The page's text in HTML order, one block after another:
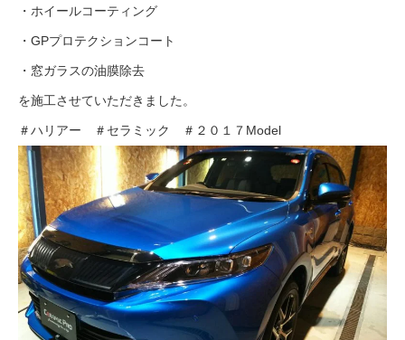
・ホイールコーティング
・GPプロテクションコート
・窓ガラスの油膜除去
を施工させていただきました。
＃ハリアー ＃セラミック ＃２０１７Model